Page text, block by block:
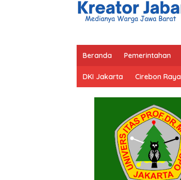
Beranda Pemerintahan
DKI Jakarta Cirebon Raya